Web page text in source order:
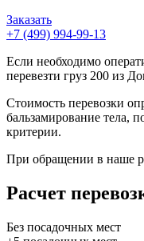
Заказать
+7 (499) 994-99-13
Если необходимо
перевезти груз 200 из
Стоимость перевозки
бальзамирование тела,
критерии.
При обращении в наше
Расчет
Без посадочных мест